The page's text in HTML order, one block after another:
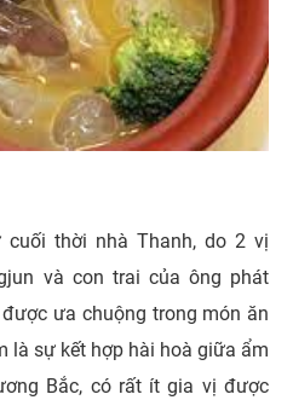
thời nhà Thanh, do 2 vị
và con trai của ông phát
ưa chuộng trong món ăn
là sự kết hợp hài hoà giữa ẩm
Bắc, có rất ít gia vị được